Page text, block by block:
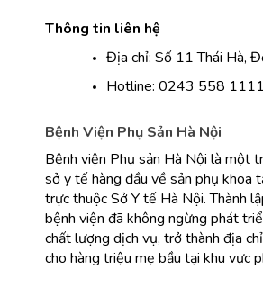
Thông tin liên hệ
Địa chỉ: Số 11 Thái Hà,
Hotline: 0243 558 1111
Bệnh Viện Phụ Sản Hà Nội
Bệnh viện Phụ sản Hà Nội là một
sở y tế hàng đầu về sản phụ khoa
trực thuộc Sở Y tế Hà Nội. Thành
bệnh viện đã không ngừng phát
chất lượng dịch vụ, trở thành địa
cho hàng triệu mẹ bầu tại khu vực